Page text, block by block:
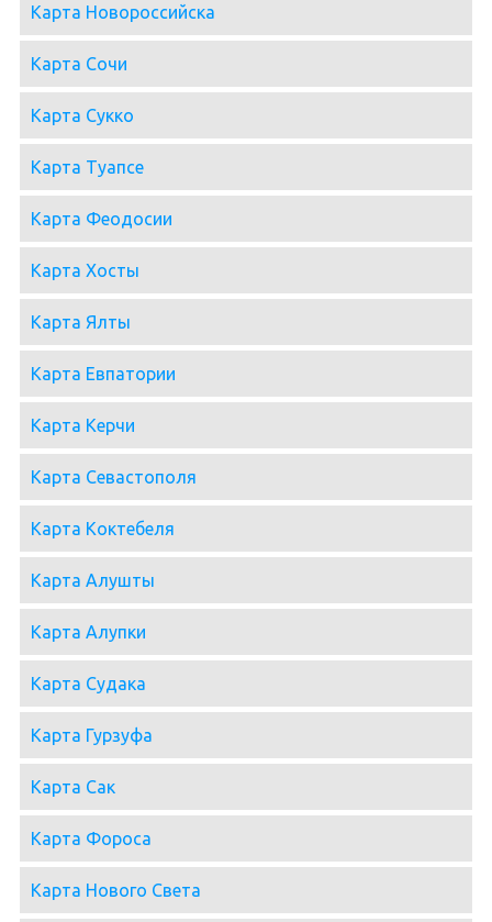
Карта Новороссийска
Карта Сочи
Карта Сукко
Карта Туапсе
Карта Феодосии
Карта Хосты
Карта Ялты
Карта Евпатории
Карта Керчи
Карта Севастополя
Карта Коктебеля
Карта Алушты
Карта Алупки
Карта Судака
Карта Гурзуфа
Карта Сак
Карта Фороса
Карта Нового Света